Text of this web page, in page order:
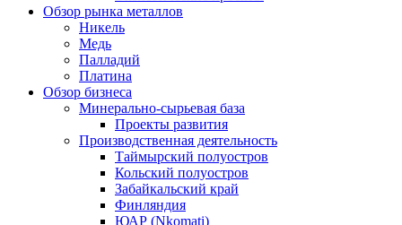
Обзор рынка металлов
Никель
Медь
Палладий
Платина
Обзор бизнеса
Минерально-сырьевая база
Проекты развития
Производственная деятельность
Таймырский полуостров
Кольский полуостров
Забайкальский край
Финляндия
ЮАР (Nkomati)